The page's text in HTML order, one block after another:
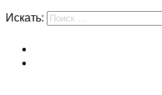
Искать: